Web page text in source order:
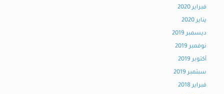
فبراير 2020
يناير 2020
ديسمبر 2019
نوفمبر 2019
أكتوبر 2019
سبتمبر 2019
فبراير 2018